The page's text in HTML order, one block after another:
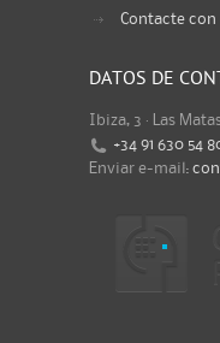
Contacte
DATOS DE
Ibiza, 3 · Las
+34 91 630 54
Enviar e-mail: